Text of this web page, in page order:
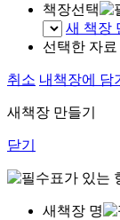
책장선택
새 책장
선택한 자료
취소 내책장에 담
새책장 만들기
닫기
표가 있는
새책장 명